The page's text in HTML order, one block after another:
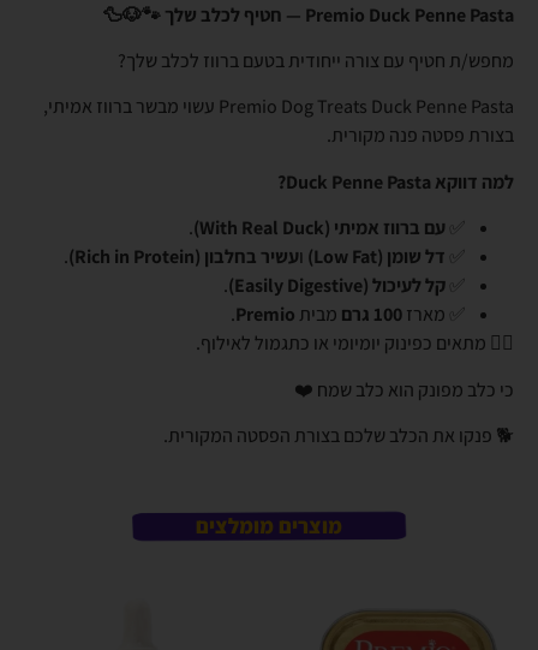
Premio Duck Penne Pasta — חטיף לכלב שלך 🐾🐶🦆
מחפש/ת חטיף עם צורה ייחודית בטעם ברווז לכלב שלך?
Premio Dog Treats Duck Penne Pasta עשוי מבשר ברווז אמיתי,
בצורת פסטה פנה מקורית.
למה דווקא Duck Penne Pasta?
עם ברווז אמיתי (With Real Duck)
.
דל שומן (Low Fat) ועשיר בחלבון (Rich in Protein)
.
קל לעיכול (Easily Digestive)
.
✅ מארז100 גרם מבית Premio
.
👈🏼 מתאים כפינוק יומיומי או כתגמול לאילוף.
כי כלב מפונק הוא כלב שמח ❤️
🐕 פנקו את הכלב שלכם בצורת הפסטה המקורית.
מוצרים מומלצים